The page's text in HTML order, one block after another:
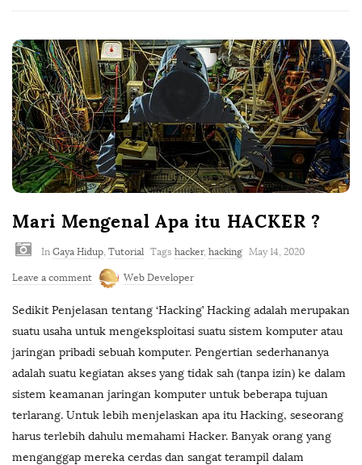
Mari Mengenal Apa itu HACKER ?
In Gaya Hidup Tutorial Tags hacker, hacking May 14, 2020
Leave a comment Web Developer
Sedikit Penjelasan tentang ‘Hacking’ Hacking adalah merupakan
suatu usaha untuk mengeksploitasi suatu sistem komputer atau
jaringan pribadi sebuah komputer. Pengertian sederhananya
adalah suatu kegiatan akses yang tidak sah (tanpa izin) ke dalam
sistem keamanan jaringan komputer untuk beberapa tujuan
terlarang. Untuk lebih menjelaskan apa itu Hacking, seseorang
harus terlebih dahulu memahami Hacker. Banyak orang yang
menganggap mereka cerdas dan sangat terampil dalam